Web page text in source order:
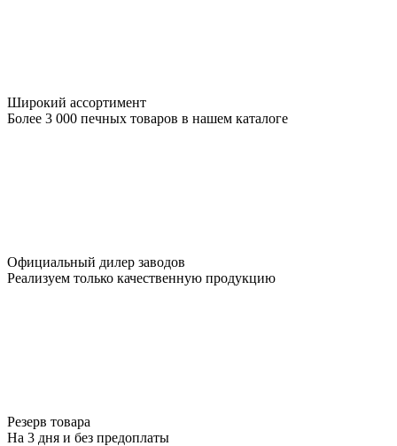
Широкий ассортимент
Более 3 000 печных товаров в нашем каталоге
Официальный дилер заводов
Реализуем только качественную продукцию
Резерв товара
На 3 дня и без предоплаты